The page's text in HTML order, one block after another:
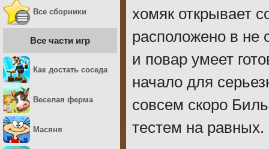
хомяк открывает
расположено в
и повар умеет
начало для
совсем скоро
тестем на равных.
Все сборники
Все части игр
Как достать соседа
Веселая ферма
Масяня